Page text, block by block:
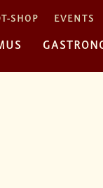
SHOP EVENTS